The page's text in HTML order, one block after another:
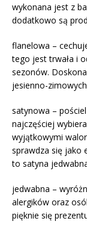
wykonana jest z
dodatkowo są
flanelowa –
tego jest trwała i
sezonów.
jesienno-
satynowa –
najczęściej
wyjątkowymi
sprawdza się jako
to satyna
jedwabna –
alergików oraz
pięknie się